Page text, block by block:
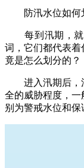
防汛水位如何
每到汛期，就
词，它们都代表
竟是怎么划分的？
进入汛期后，江
全的威胁程度，
别为警戒水位和保